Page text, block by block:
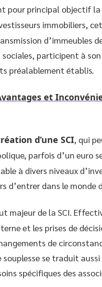
pour principal objectif la
immobiliers,
d’immeubles
sociales, participent à
préalablement établis.
et
d’une SCI, qui
parfois d’un euro
à divers niveaux
d’entrer dans le monde
majeur de la SCI.
et les prises de
de
se traduit
spécifiques des